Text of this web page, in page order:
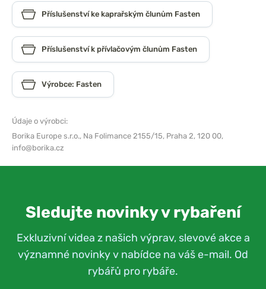
Příslušenství ke kaprařským člunům Fasten
Příslušenství k přívlačovým člunům Fasten
Výrobce: Fasten
Údaje o výrobci:
Borika Europe s.r.o., Na Folimance 2155/15, Praha 2, 120 00,
info@borika.cz
Sledujte novinky v rybaření
Exkluzivní videa z našich výprav, slevové akce a
významné novinky v nabídce na váš e-mail. Od
rybářů pro rybáře.